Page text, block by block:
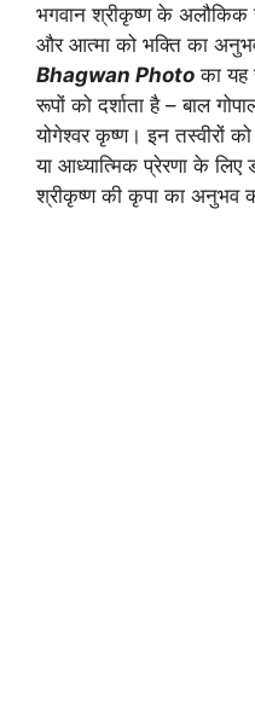
भगवान श्रीकृष्ण के अलौकिक
और आत्मा को भक्ति का
Bhagwan Photo का यह
रूपों को दर्शाता है – बाल
योगेश्वर कृष्ण। इन तस्वीरों
या आध्यात्मिक प्रेरणा के
श्रीकृष्ण की कृपा का अनुभव